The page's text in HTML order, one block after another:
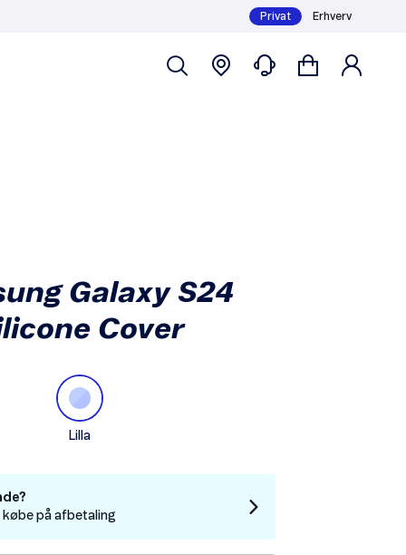
Privat Erhverv
Galaxy S24
Cover
Lilla
købe på afbetaling